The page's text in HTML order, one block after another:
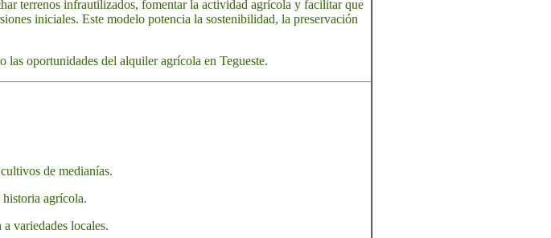
terrenos infrautilizados, fomentar la actividad agrícola y facilitar que
iniciales. Este modelo potencia la sostenibilidad, la preservación
las oportunidades del alquiler agrícola en Tegueste.
de medianías.
agrícola.
variedades locales.